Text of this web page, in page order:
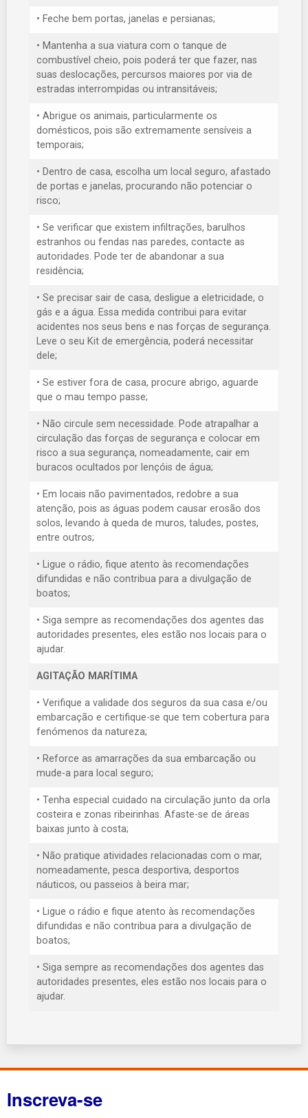
• Feche bem portas, janelas e persianas;
• Mantenha a sua viatura com o tanque de
combustível cheio, pois poderá ter que fazer, nas
suas deslocações, percursos maiores por via de
estradas interrompidas ou intransitáveis;
• Abrigue os animais, particularmente os
domésticos, pois são extremamente sensíveis a
temporais;
• Dentro de casa, escolha um local seguro, afastado
de portas e janelas, procurando não potenciar o
risco;
• Se verificar que existem infiltrações, barulhos
estranhos ou fendas nas paredes, contacte as
autoridades. Pode ter de abandonar a sua
residência;
• Se precisar sair de casa, desligue a eletricidade, o
gás e a água. Essa medida contribui para evitar
acidentes nos seus bens e nas forças de segurança.
Leve o seu Kit de emergência, poderá necessitar
dele;
• Se estiver fora de casa, procure abrigo, aguarde
que o mau tempo passe;
• Não circule sem necessidade. Pode atrapalhar a
circulação das forças de segurança e colocar em
risco a sua segurança, nomeadamente, cair em
buracos ocultados por lençóis de água;
• Em locais não pavimentados, redobre a sua
atenção, pois as águas podem causar erosão dos
solos, levando à queda de muros, taludes, postes,
entre outros;
• Ligue o rádio, fique atento às recomendações
difundidas e não contribua para a divulgação de
boatos;
• Siga sempre as recomendações dos agentes das
autoridades presentes, eles estão nos locais para o
ajudar.
AGITAÇÃO MARÍTIMA
• Verifique a validade dos seguros da sua casa e/ou
embarcação e certifique-se que tem cobertura para
fenómenos da natureza;
• Reforce as amarrações da sua embarcação ou
mude-a para local seguro;
• Tenha especial cuidado na circulação junto da orla
costeira e zonas ribeirinhas. Afaste-se de áreas
baixas junto à costa;
• Não pratique atividades relacionadas com o mar,
nomeadamente, pesca desportiva, desportos
náuticos, ou passeios à beira mar;
• Ligue o rádio e fique atento às recomendações
difundidas e não contribua para a divulgação de
boatos;
• Siga sempre as recomendações dos agentes das
autoridades presentes, eles estão nos locais para o
ajudar.
Inscreva-se